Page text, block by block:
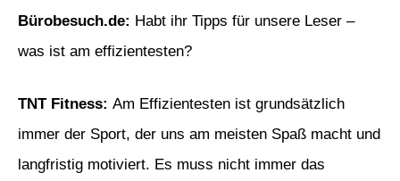
Bürobesuch.de: Habt ihr Tipps für unsere Leser –
was ist am effizientesten?
TNT Fitness: Am Effizientesten ist grundsätzlich
immer der Sport, der uns am meisten Spaß macht und
langfristig motiviert. Es muss nicht immer das